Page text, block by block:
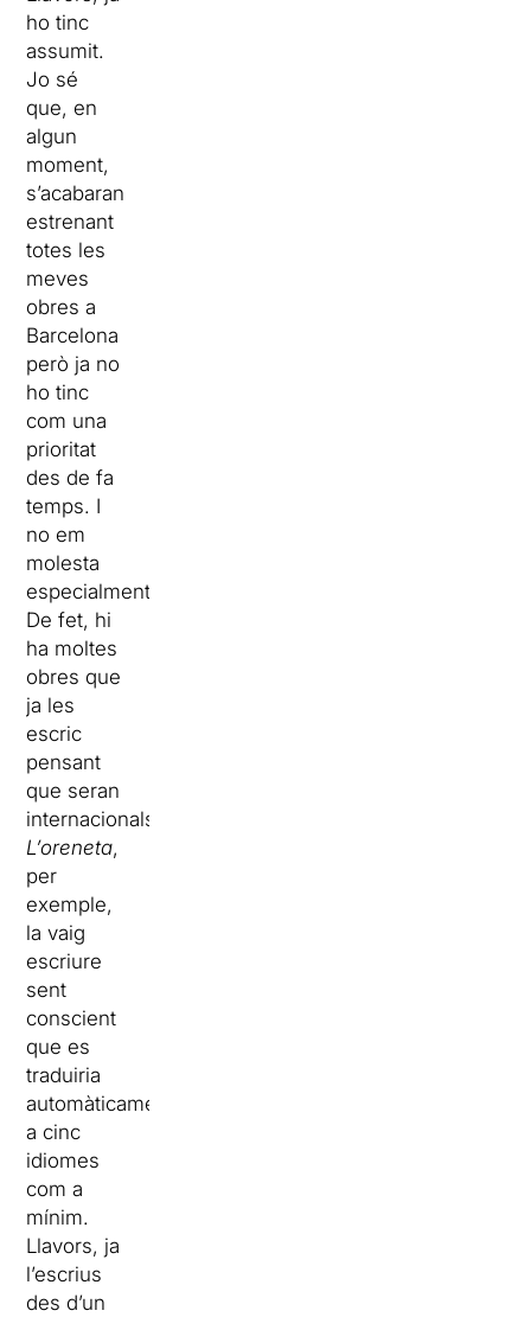
ho tinc
assumit.
Jo sé
que, en
algun
moment,
s’acabaran
estrenant
totes les
meves
obres a
Barcelona
però ja no
ho tinc
com una
prioritat
des de fa
temps. I
no em
molesta
especialment.
De fet, hi
ha moltes
obres que
ja les
escric
pensant
que seran
internacionals.
L’oreneta,
per
exemple,
la vaig
escriure
sent
conscient
que es
traduiria
automàticament
a cinc
idiomes
com a
mínim.
Llavors, ja
l’escrius
des d’un